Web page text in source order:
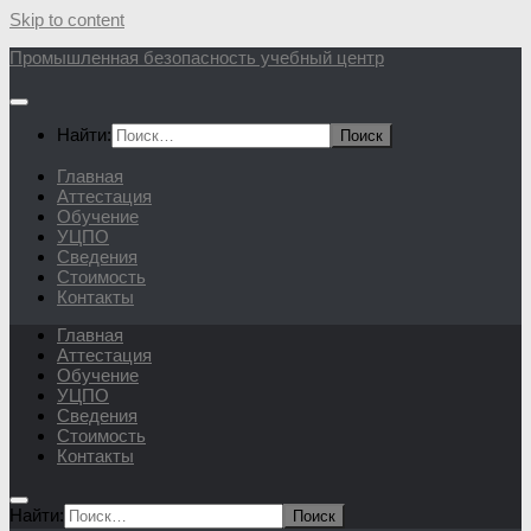
Skip to content
Промышленная безопасность учебный центр
Найти:
Главная
Аттестация
Обучение
УЦПО
Сведения
Стоимость
Контакты
Главная
Аттестация
Обучение
УЦПО
Сведения
Стоимость
Контакты
Найти: